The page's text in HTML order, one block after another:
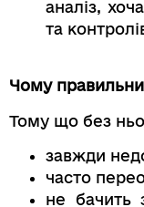
аналіз,
та
Чому
Тому що без
завжди
часто
не бачить